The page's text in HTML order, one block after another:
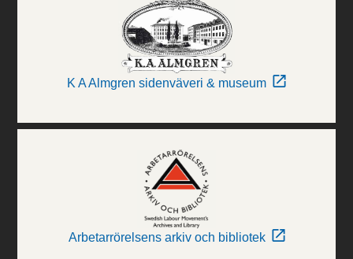
K A Almgren sidenväveri & museum
Arbetarrörelsens arkiv och bibliotek